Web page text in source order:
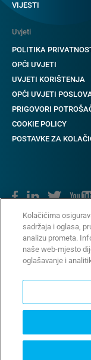
VIJESTI
Copyright © 2018-
Uvjeti
POLITIKA
OPĆI UVJETI
UVJETI KORIŠTENJA
OPĆI UVJETI
PRIGOVORI
COOKIE POLICY
POSTAVKE ZA
Kolačićima
sadržaja i oglasa,
analizu prometa.
naše web-mjesto
oglašavanje i